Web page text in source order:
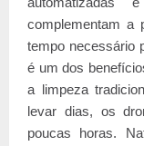
complementam a
tempo necessário
é um dos
a limpeza
levar dias, os
poucas horas.